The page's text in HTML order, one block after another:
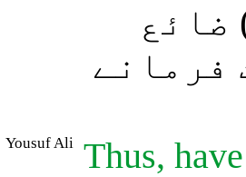
ضائع
فرمانے
Yousuf Ali Thus,